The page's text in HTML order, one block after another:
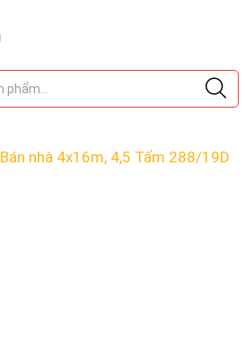
Bán nhà 4x16m, 4,5 Tấm 288/19D